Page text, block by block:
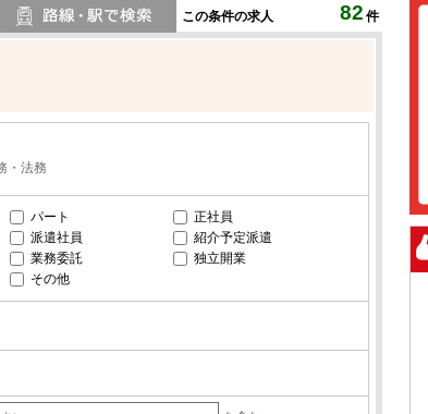
この条件の求人 82 件
・法務
パート
正社員
派遣社員
紹介予定派遣
業務委託
独立開業
その他